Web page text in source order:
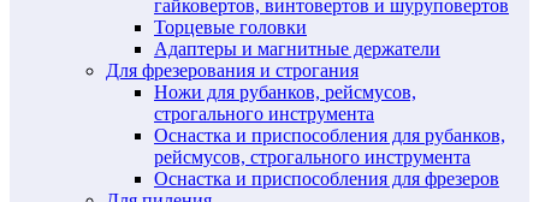
гайковертов, винтовертов и шуруповертов
Торцевые головки
Адаптеры и магнитные держатели
Для фрезерования и строгания
Ножи для рубанков, рейсмусов,
строгального инструмента
Оснастка и приспособления для рубанков,
рейсмусов, строгального инструмента
Оснастка и приспособления для фрезеров